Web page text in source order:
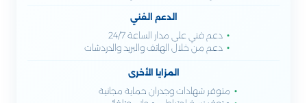
الدعم الفني
دعم فني على مدار الساعة 24/7
دعم من خلال الهاتف والبريد والدردشات
المزايا الأخرى
متوفر شهادات وجدران حماية مجانية